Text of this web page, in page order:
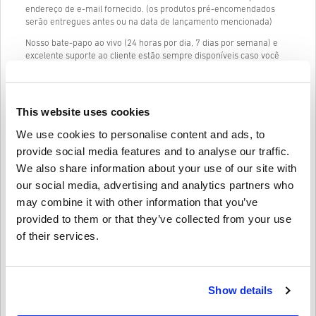
This website uses cookies
We use cookies to personalise content and ads, to
provide social media features and to analyse our traffic.
We also share information about your use of our site with
our social media, advertising and analytics partners who
may combine it with other information that you’ve
provided to them or that they’ve collected from your use
of their services.
Show details
endereço de e-mail fornecido. (os produtos pré-encomendados
serão entregues antes ou na data de lançamento mencionada)
Nosso bate-papo ao vivo (24 horas por dia, 7 dias por semana) e
excelente suporte ao cliente estão sempre disponíveis caso você
CARD 100 EUR ES.
formulários ou pesquisas irritantes para preencher e requer
tornando o processo de compra de AMAZON GIFT CARD 100 EUR
ES de livecards.net rápido e fácil.
Como funciona na Livecards.net
Novo na Livecards.net? Comprar códigos digitais é rápido e fácil:
Isenção de responsabilidade
Os produtosPré-encomendaserão entregues antes ou na
estoque serão entregues instantaneamente, dependendo
4,6/5 10 Avaliações